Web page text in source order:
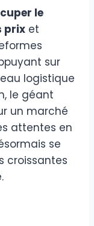
le
prix et
sur
logistique
le géant
un marché
attentes en
se
croissantes